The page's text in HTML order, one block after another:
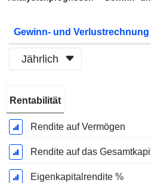
Gewinn- und Verlustrechnung
Jährlich
Geschäftsjahres:
Dezember
Rentabilität
Rendite auf Vermögen
Rendite auf das
Eigenkapitalrendite %